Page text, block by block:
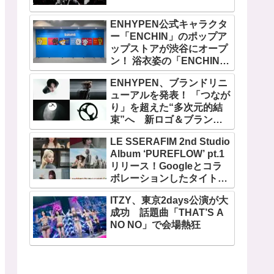
ENHYPEN公式キャラクタ
ー「ENCHIN」のポップア
ップストアが渋谷にオープ
ン！ 浴衣姿の「ENCHIN」
が登場
ENHYPEN、ブランドリニ
ューアルを発表！ 「つなが
り」を超えた“多次元的結
束”へ 新ロゴ＆ブランド
フィルム公開
LE SSERAFIM 2nd Studio
Album ‘PUREFLOW’ pt.1
リリース！Googleとコラ
ボレーションしたタイトル
曲「BOOMPALA」MVも公
開
ITZY、東京2days公演が大
成功 話題曲「THAT’S A
NO NO」で会場熱狂